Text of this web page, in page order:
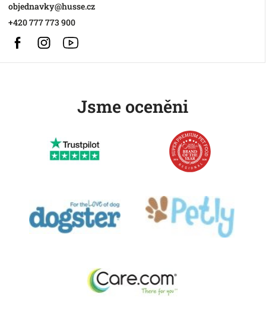
objednavky@husse.cz
+420 777 773 900
FacebookInstagram
Jsme oceněni